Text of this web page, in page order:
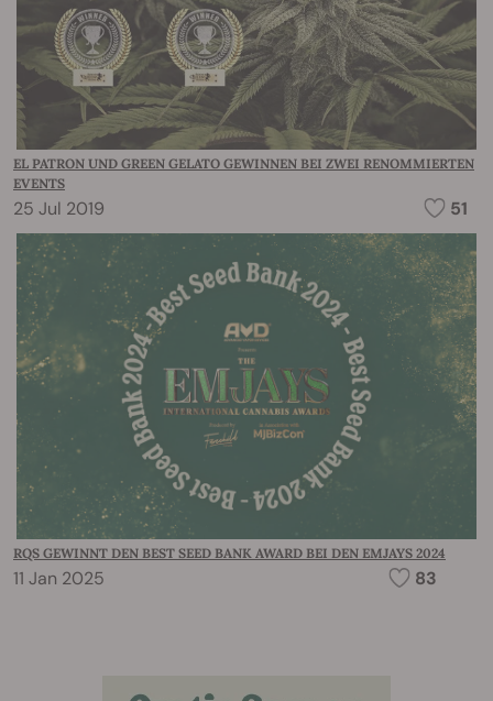
EL PATRON UND GREEN GELATO GEWINNEN BEI ZWEI RENOMMIERTEN
EVENTS
25 Jul 2019 51
RQS GEWINNT DEN BEST SEED BANK AWARD BEI DEN EMJAYS 2024
11 Jan 2025 83